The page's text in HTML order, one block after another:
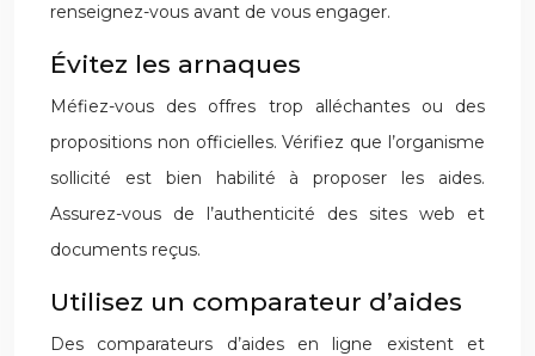
renseignez-vous avant de vous engager.
Évitez les arnaques
Méfiez-vous des offres trop alléchantes ou des
propositions non officielles. Vérifiez que l’organisme
sollicité est bien habilité à proposer les aides.
Assurez-vous de l’authenticité des sites web et
documents reçus.
Utilisez un comparateur d’aides
Des comparateurs d’aides en ligne existent et